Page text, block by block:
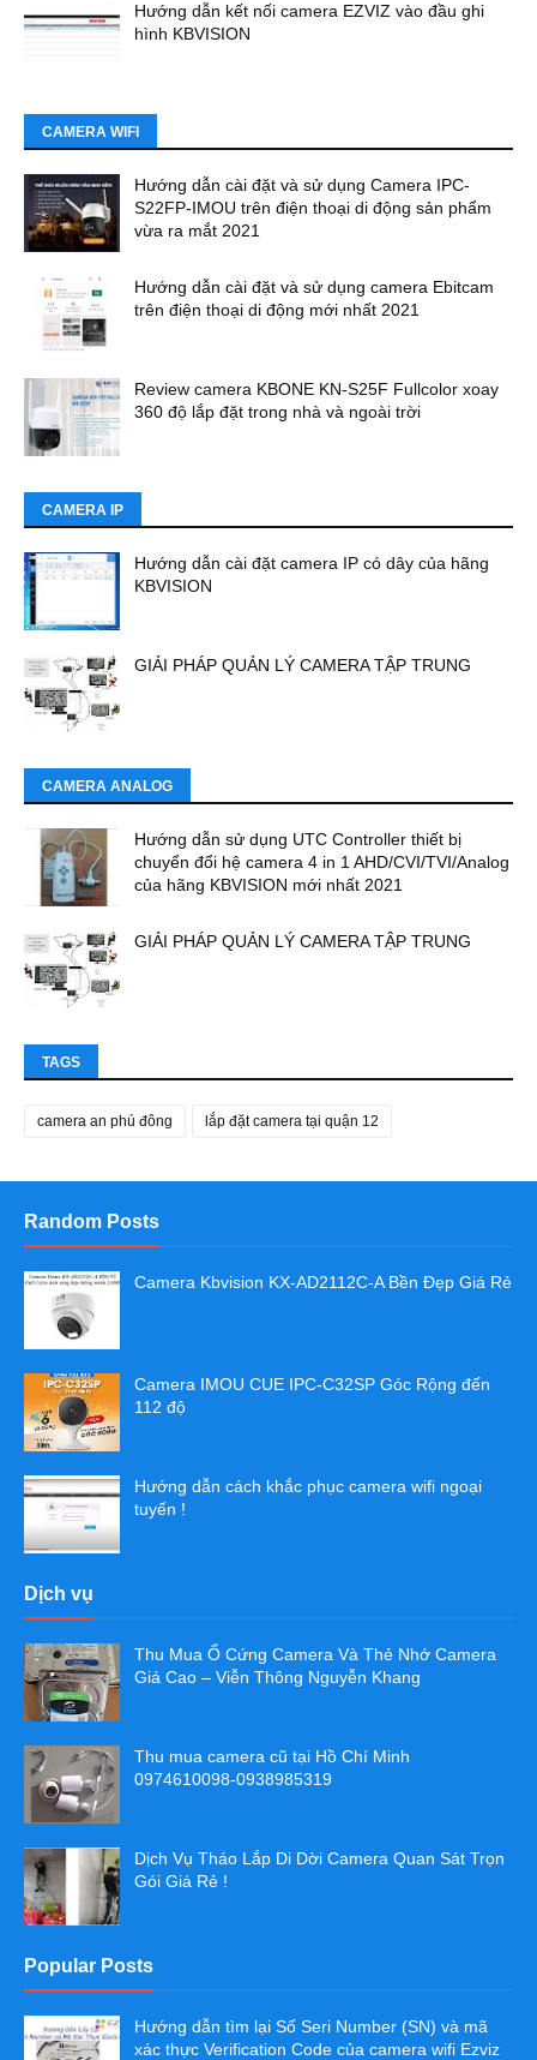
Hướng dẫn kết nối camera EZVIZ vào đầu ghi
hình KBVISION
CAMERA WIFI
Hướng dẫn cài đặt và sử dụng Camera IPC-
S22FP-IMOU trên điện thoại di động sản phẩm
vừa ra mắt 2021
Hướng dẫn cài đặt và sử dụng camera Ebitcam
trên điện thoại di động mới nhất 2021
Review camera KBONE KN-S25F Fullcolor xoay
360 độ lắp đặt trong nhà và ngoài trời
CAMERA IP
Hướng dẫn cài đặt camera IP có dây của hãng
KBVISION
GIẢI PHÁP QUẢN LÝ CAMERA TẬP TRUNG
CAMERA ANALOG
Hướng dẫn sử dụng UTC Controller thiết bị
chuyển đổi hệ camera 4 in 1 AHD/CVI/TVI/Analog
của hãng KBVISION mới nhất 2021
GIẢI PHÁP QUẢN LÝ CAMERA TẬP TRUNG
TAGS
camera an phú đông lắp đặt camera tại quận 12
Random Posts
Camera Kbvision KX-AD2112C-A Bền Đẹp Giá Rẻ
Camera IMOU CUE IPC-C32SP Góc Rộng đến
112 độ
Hướng dẫn cách khắc phục camera wifi ngoại
tuyến !
Dịch vụ
Thu Mua Ổ Cứng Camera Và Thẻ Nhớ Camera
Giá Cao – Viễn Thông Nguyễn Khang
Thu mua camera cũ tại Hồ Chí Minh
0974610098-0938985319
Dịch Vụ Tháo Lắp Di Dời Camera Quan Sát Trọn
Gói Giá Rẻ !
Popular Posts
Hướng dẫn tìm lại Số Seri Number (SN) và mã
xác thực Verification Code của camera wifi Ezviz